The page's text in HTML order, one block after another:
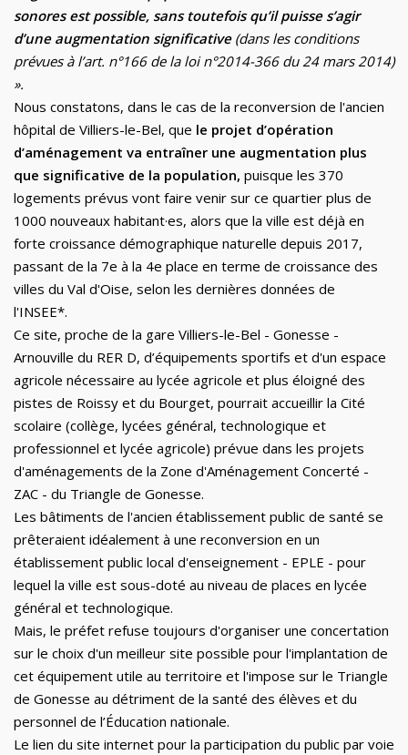
sonores est possible, sans toutefois qu’il puisse s’agir
d’une augmentation significative(dans les conditions
prévues à l’art. n°166 de la loi n°2014-366 du 24 mars 2014)
».
Nous constatons, dans le cas de la reconversion de l'ancien
hôpital de Villiers-le-Bel, que le projet d’opération
d’aménagement va entraîner une augmentation plus
que significative de la population, puisque les 370
logements prévus vont faire venir sur ce quartier plus de
1000 nouveaux habitant·es, alors que la ville est déjà en
forte croissance démographique naturelle depuis 2017,
passant de la 7e à la 4e place en terme de croissance des
villes du Val d'Oise, selon les dernières données de
l'INSEE*.
Ce site, proche de la gare Villiers-le-Bel - Gonesse -
Arnouville du RER D, d’équipements sportifs et d'un espace
agricole nécessaire au lycée agricole et plus éloigné des
pistes de Roissy et du Bourget, pourrait accueillir la Cité
scolaire (collège, lycées général, technologique et
professionnel et lycée agricole) prévue dans les projets
d'aménagements de la Zone d'Aménagement Concerté -
ZAC - du Triangle de Gonesse.
Les bâtiments de l'ancien établissement public de santé se
prêteraient idéalement à une reconversion en un
établissement public local d'enseignement - EPLE - pour
lequel la ville est sous-doté au niveau de places en lycée
général et technologique.
Mais, le préfet refuse toujours d'organiser une concertation
sur le choix d'un meilleur site possible pour l'implantation de
cet équipement utile au territoire et l'impose sur le Triangle
de Gonesse au détriment de la santé des élèves et du
personnel de l’Éducation nationale.
Le lien du site internet pour la participation du public par voie